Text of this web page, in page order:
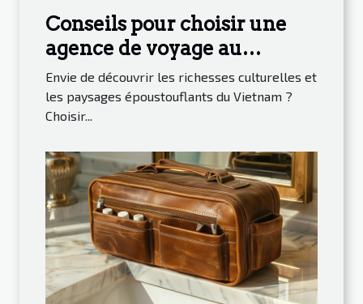
Conseils pour choisir une
agence de voyage au
Vietnam
Envie de découvrir les richesses culturelles et
les paysages époustouflants du Vietnam ?
Choisir...